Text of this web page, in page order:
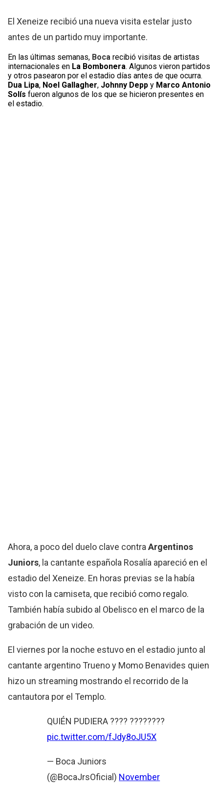
El Xeneize recibió una nueva visita estelar justo
antes de un partido muy importante.
En las últimas semanas, Boca recibió visitas de artistas
internacionales en La Bombonera. Algunos vieron partidos
y otros pasearon por el estadio días antes de que ocurra.
Dua Lipa, Noel Gallagher, Johnny Deppy Marco Antonio
Solís fueron algunos de los que se hicieron presentes en
el estadio.
Ahora, a poco del duelo clave contraArgentinos
Juniors, la cantante española Rosalía apareció en el
estadio del Xeneize. En horas previas se la había
visto con la camiseta, que recibió como regalo.
También había subido al Obelisco en el marco de la
grabación de un video.
El viernes por la noche estuvo en el estadio junto al
cantante argentino Trueno y Momo Benavides quien
hizo un streaming mostrando el recorrido de la
cantautora por el Templo.
QUIÉN PUDIERA ???? ????????
pic.twitter.com/fJdy8oJU5X
— Boca Juniors
(@BocaJrsOficial) November